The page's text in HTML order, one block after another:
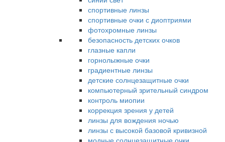
спортивные линзы
спортивные очки с диоптриями
фотохромные линзы
безопасность детских очков
глазные капли
горнолыжные очки
градиентные линзы
детские солнцезащитные очки
компьютерный зрительный синдром
контроль миопии
коррекция зрения у детей
линзы для вождения ночью
линзы с высокой базовой кривизной